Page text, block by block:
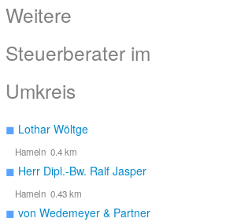
Weitere
Steuerberater im
Umkreis
◼ Lothar Wöltge
Hameln 0.4 km
◼ Herr Dipl.-Bw. Ralf Jasper
Hameln 0.43 km
◼ von Wedemeyer & Partner